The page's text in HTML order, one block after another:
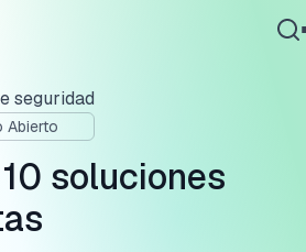
seguridad
Abierto
soluciones
PAM gratuitas
PAM